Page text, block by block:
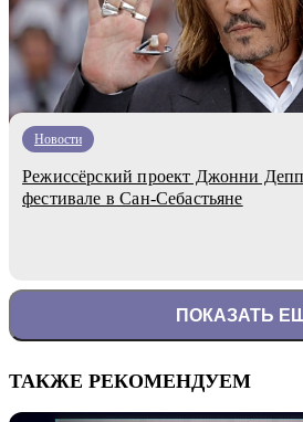
Новости
Режиссёрский проект Джонни
фестивале в Сан-Себастьяне
ПОКАЗАТЬ
ТАКЖЕ РЕКОМЕНДУЕМ